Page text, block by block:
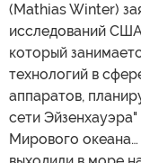
(Mathias Winter)
исследований
который
технологий в
аппаратов,
сети
Мирового